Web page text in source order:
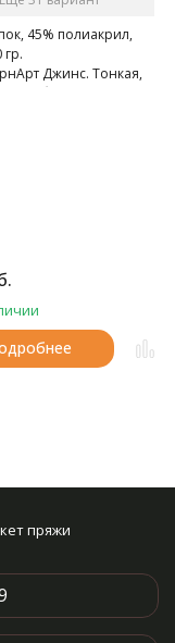
45% полиакрил,
гр.
Джинс. Тонкая,
бархатистая
пряжи